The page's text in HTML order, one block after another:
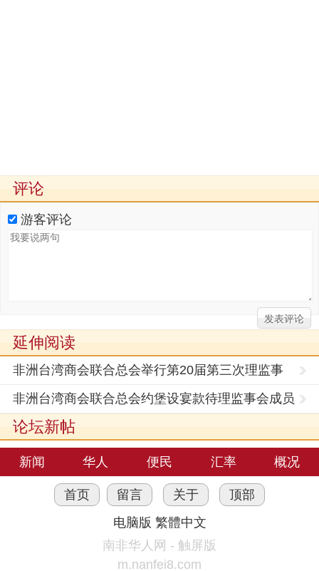
评论
游客评论
延伸阅读
非洲台湾商会联合总会举行第20届第三次理监事
联席会议
非洲台湾商会联合总会约堡设宴款待理监事会成员
论坛新帖
新闻 华人 便民 汇率 概况
首页 留言 关于
顶部
电脑版 繁體中文
南非华人网 - 触屏版
m.nanfei8.com